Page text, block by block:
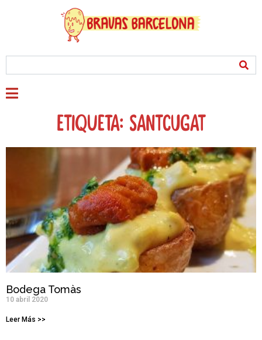
Etiqueta: santcugat
Bodega Tomàs
10 abril 2020
Leer Más >>